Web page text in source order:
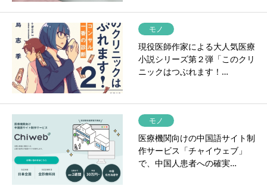
モノ
現役医師作家による大人気医療
小説シリーズ第２弾「このクリ
ニックはつぶれます！…
モノ
医療機関向けの中国語サイト制
作サービス「チャイウェブ」
で、中国人患者への確実…